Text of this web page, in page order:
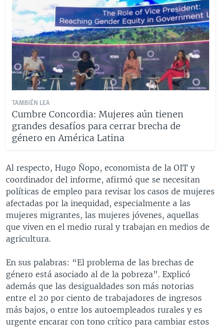
TAMBIÉN LEA
Cumbre Concordia: Mujeres aún tienen
grandes desafíos para cerrar brecha de
género en América Latina
Al respecto, Hugo Ñopo, economista de la OIT y
coordinador del informe, afirmó que se necesitan
políticas de empleo para revisar los casos de mujeres
afectadas por la inequidad, especialmente a las
mujeres migrantes, las mujeres jóvenes, aquellas
que viven en el medio rural y trabajan en medios de
agricultura.
En sus palabras: “El problema de las brechas de
género está asociado al de la pobreza”. Explicó
además que las desigualdades son más notorias
entre el 20 por ciento de trabajadores de ingresos
más bajos, o entre los autoempleados rurales y es
urgente encarar con tono crítico para cambiar estos